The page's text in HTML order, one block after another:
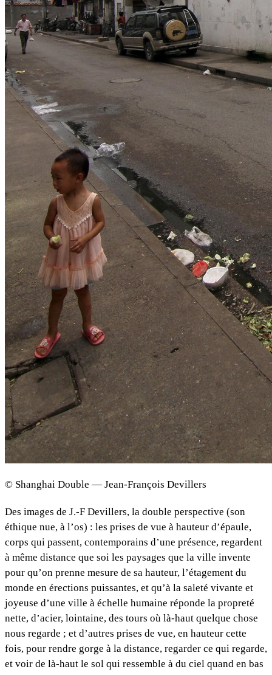
© Shanghai Double — Jean-François Devillers
Des images de J.-F Devillers, la double perspective (son
éthique nue, à l’os) : les prises de vue à hauteur d’épaule,
corps qui passent, contemporains d’une présence, regardent
à même distance que soi les paysages que la ville invente
pour qu’on prenne mesure de sa hauteur, l’étagement du
monde en érections puissantes, et qu’à la saleté vivante et
joyeuse d’une ville à échelle humaine réponde la propreté
nette, d’acier, lointaine, des tours où là-haut quelque chose
nous regarde ; et d’autres prises de vue, en hauteur cette
fois, pour rendre gorge à la distance, regarder ce qui regarde,
et voir de là-haut le sol qui ressemble à du ciel quand en bas